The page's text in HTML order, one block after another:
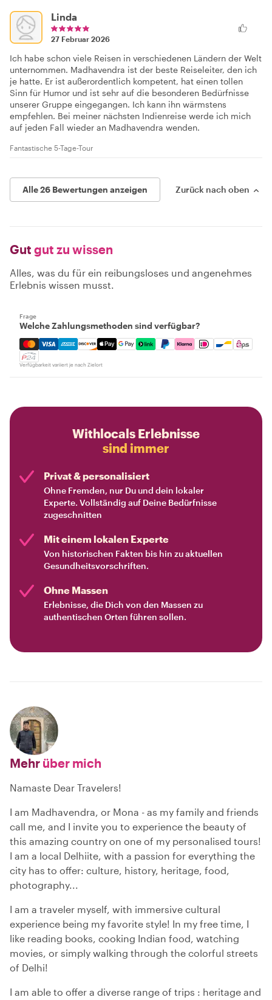
Linda
27 Februar 2026
Ich habe schon viele Reisen in verschiedenen Ländern der Welt
unternommen. Madhavendra ist der beste Reiseleiter, den ich
je hatte. Er ist außerordentlich kompetent, hat einen tollen
Sinn für Humor und ist sehr auf die besonderen Bedürfnisse
unserer Gruppe eingegangen. Ich kann ihn wärmstens
empfehlen. Bei meiner nächsten Indienreise werde ich mich
auf jeden Fall wieder an Madhavendra wenden.
Fantastische 5-Tage-Tour
Alle 26 Bewertungen anzeigen Zurück nach oben
Gut gut zu wissen
Alles, was du für ein reibungsloses und angenehmes
Erlebnis wissen musst.
Frage
Welche Zahlungsmethoden sind verfügbar?
Mastercard, Visa, Amex, Discover, Apple Pay, Google
Verfügbarkeit variiert je nach Zielort
Withlocals Erlebnisse
sind immer
Privat & personalisiert
Ohne Fremden, nur Du und dein lokaler
Experte. Vollständig auf Deine Bedürfnisse
zugeschnitten
Mit einem lokalen Experte
Von historischen Fakten bis hin zu aktuellen
Gesundheitsvorschriften.
Ohne Massen
Erlebnisse, die Dich von den Massen zu
authentischen Orten führen sollen.
Mehr über mich
Namaste Dear Travelers!
I am Madhavendra, or Mona - as my family and friends
call me, and I invite you to experience the beauty of
this amazing country on one of my personalised tours!
I am a local Delhiite, with a passion for everything the
city has to offer: culture, history, heritage, food,
photography...
I am a traveler myself, with immersive cultural
experience being my favorite style! In my free time, I
like reading books, cooking Indian food, watching
movies, or simply walking through the colorful streets
of Delhi!
I am able to offer a diverse range of trips : heritage and